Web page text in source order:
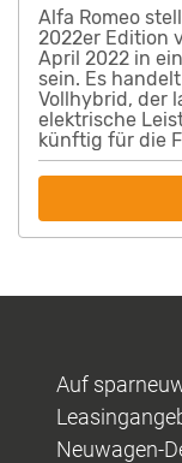
Alfa Romeo
2022er Edition
April 2022 in
sein. Es
Vollhybrid, der
elektrische
künftig für die
Auf
Neuwagen-